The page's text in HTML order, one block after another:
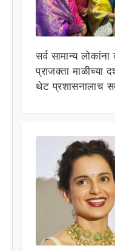
सर्व सामान्य
प्राजक्ता माळीच्या
थेट प्रशासनालाच